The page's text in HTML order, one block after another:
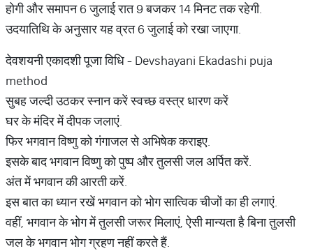
होगी और समापन 6 जुलाई रात 9 बजकर 14 मिनट तक रहेगी.
उदयातिथि के अनुसार यह व्रत 6 जुलाई को रखा जाएगा.
देवशयनी एकादशी पूजा विधि - Devshayani Ekadashi puja
method
सुबह जल्दी उठकर स्नान करें स्वच्छ वस्त्र धारण करें
घर के मंदिर में दीपक जलाएं.
फिर भगवान विष्णु को गंगाजल से अभिषेक कराइए.
इसके बाद भगवान विष्णु को पुष्प और तुलसी जल अर्पित करें.
अंत में भगवान की आरती करें.
इस बात का ध्यान रखें भगवान को भोग सात्विक चीजों का ही लगाएं.
वहीं, भगवान के भोग में तुलसी जरूर मिलाएं, ऐसी मान्यता है बिना तुलसी
जल के भगवान भोग ग्रहण नहीं करते हैं.